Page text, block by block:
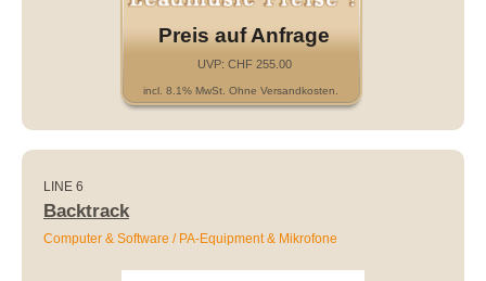
Preis auf Anfrage
UVP: CHF 255.00
incl. 8.1% MwSt. Ohne Versandkosten.
LINE 6
Backtrack
Computer & Software / PA-Equipment & Mikrofone